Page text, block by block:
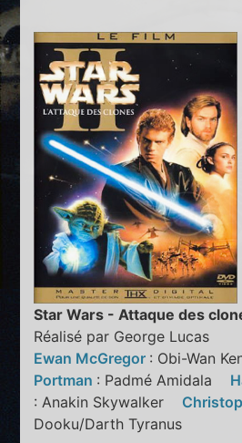
Star Wars - Attaque des
Réalisé par George Lucas
Ewan McGregor : Obi-Wan
Portman : Padmé Amidala
: Anakin Skywalker
Dooku/Darth Tyranus